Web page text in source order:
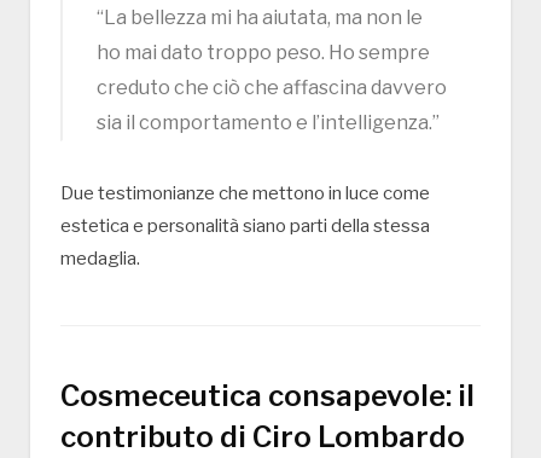
“La bellezza mi ha aiutata, ma non le
ho mai dato troppo peso. Ho sempre
creduto che ciò che affascina davvero
sia il comportamento e l’intelligenza.”
Due testimonianze che mettono in luce come
estetica e personalità siano parti della stessa
medaglia.
Cosmeceutica consapevole: il
contributo di Ciro Lombardo